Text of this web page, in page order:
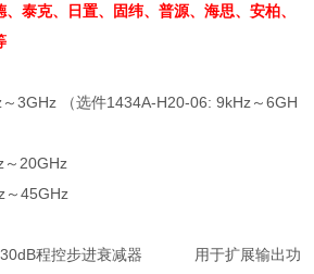
、泰克、日置、固纬、普源、海思、安柏、
3GHz （选件1434A-H20-06: 9kHz～6GH
～20GHz
～45GHz
程控步进衰减器 用于扩展输出功